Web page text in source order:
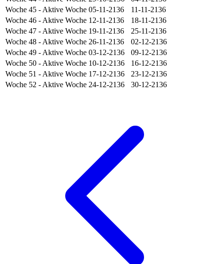
Woche 45 - Aktive Woche 05-11-2136
11-11-2136
Woche 46 - Aktive Woche 12-11-2136
18-11-2136
Woche 47 - Aktive Woche 19-11-2136
25-11-2136
Woche 48 - Aktive Woche 26-11-2136
02-12-2136
Woche 49 - Aktive Woche 03-12-2136
09-12-2136
Woche 50 - Aktive Woche 10-12-2136
16-12-2136
Woche 51 - Aktive Woche 17-12-2136
23-12-2136
Woche 52 - Aktive Woche 24-12-2136 30-12-2136